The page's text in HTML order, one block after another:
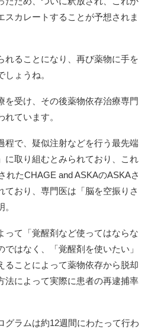
スカレートすることが予想されま
れることになり、再び薬物に手を
ょうね。
を受け、その後薬物依存治療専門
ています。
程で、疑似注射などを行う最先端
に取り組むとみられており、これ
れたCHAGE and ASKAのASKAさ
ており、専門医は「脳を空振りさ
って「覚醒剤など使ってはならな
はなく、「覚醒剤を使いたい」
ることによって薬物依存から脱却
法によって実際に患者の再逮捕率
グラムは約12週間にわたって行わ